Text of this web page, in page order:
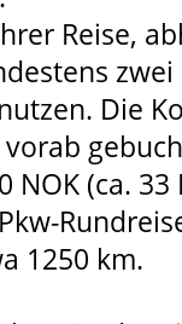
Reise,
zwei
Die
(ca. 33
1250 km.